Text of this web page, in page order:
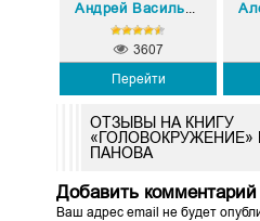
Андрей Васильев
Перейти
3607
ОТЗЫВЫ НА КНИГУ
«ГОЛОВОКРУЖЕНИЕ»
ПАНОВА
Добавить комментарий
Ваш адрес email не будет